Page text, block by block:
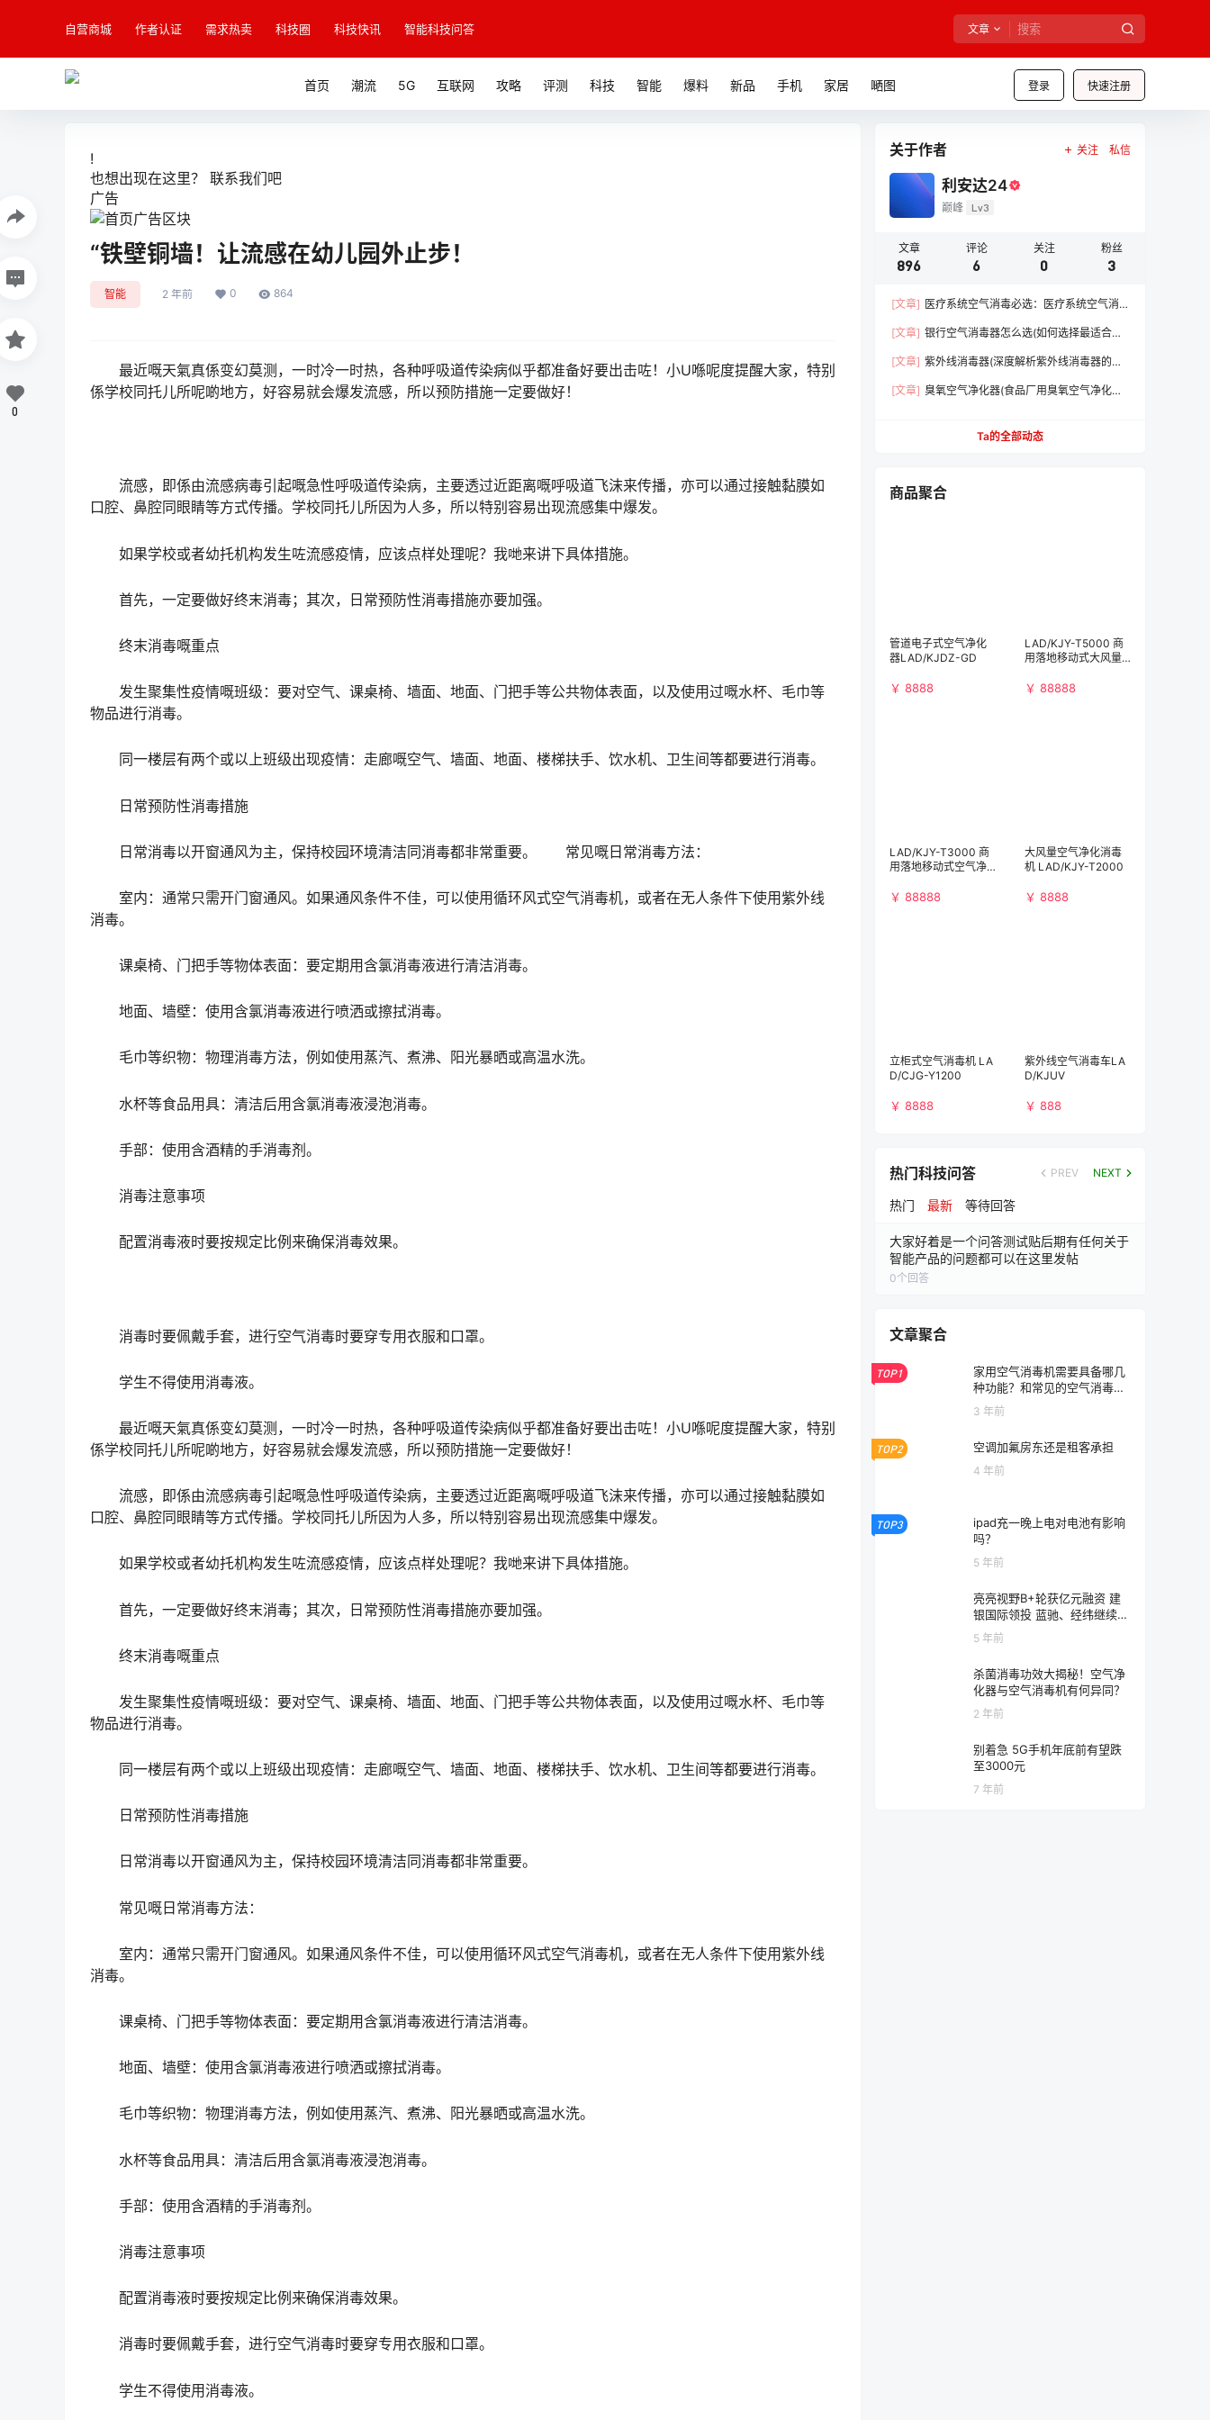
自营商城 作者认证 需求热卖 科技圈 科技快讯 智能科技问答 文章
登录 快速注册
首页 潮流 5G 互联网 攻略 评测 科技 智能 爆料 新品 手机 家居 嗮图
!
也想出现在这里？ 联系我们吧
广告
“铁壁铜墙！让流感在幼儿园外止步！
智能 2 年前 0 864
最近嘅天氣真係变幻莫测，一时冷一时热，各种呼吸道传染病似乎都准备好要出击咗！小U喺呢度提醒大家，特别
係学校同托儿所呢啲地方，好容易就会爆发流感，所以预防措施一定要做好！
流感，即係由流感病毒引起嘅急性呼吸道传染病，主要透过近距离嘅呼吸道飞沫来传播，亦可以通过接触黏膜如
口腔、鼻腔同眼睛等方式传播。学校同托儿所因为人多，所以特别容易出现流感集中爆发。
如果学校或者幼托机构发生咗流感疫情，应该点样处理呢？我哋来讲下具体措施。
首先，一定要做好终末消毒；其次，日常预防性消毒措施亦要加强。
终末消毒嘅重点
发生聚集性疫情嘅班级：要对空气、课桌椅、墙面、地面、门把手等公共物体表面，以及使用过嘅水杯、毛巾等
物品进行消毒。
同一楼层有两个或以上班级出现疫情：走廊嘅空气、墙面、地面、楼梯扶手、饮水机、卫生间等都要进行消毒。
日常预防性消毒措施
日常消毒以开窗通风为主，保持校园环境清洁同消毒都非常重要。 常见嘅日常消毒方法：
室内：通常只需开门窗通风。如果通风条件不佳，可以使用循环风式空气消毒机，或者在无人条件下使用紫外线
消毒。
课桌椅、门把手等物体表面：要定期用含氯消毒液进行清洁消毒。
地面、墙壁：使用含氯消毒液进行喷洒或擦拭消毒。
毛巾等织物：物理消毒方法，例如使用蒸汽、煮沸、阳光暴晒或高温水洗。
水杯等食品用具：清洁后用含氯消毒液浸泡消毒。
手部：使用含酒精的手消毒剂。
消毒注意事项
配置消毒液时要按规定比例来确保消毒效果。
消毒时要佩戴手套，进行空气消毒时要穿专用衣服和口罩。
学生不得使用消毒液。
最近嘅天氣真係变幻莫测，一时冷一时热，各种呼吸道传染病似乎都准备好要出击咗！小U喺呢度提醒大家，特别
係学校同托儿所呢啲地方，好容易就会爆发流感，所以预防措施一定要做好！
流感，即係由流感病毒引起嘅急性呼吸道传染病，主要透过近距离嘅呼吸道飞沫来传播，亦可以通过接触黏膜如
口腔、鼻腔同眼睛等方式传播。学校同托儿所因为人多，所以特别容易出现流感集中爆发。
如果学校或者幼托机构发生咗流感疫情，应该点样处理呢？我哋来讲下具体措施。
首先，一定要做好终末消毒；其次，日常预防性消毒措施亦要加强。
终末消毒嘅重点
发生聚集性疫情嘅班级：要对空气、课桌椅、墙面、地面、门把手等公共物体表面，以及使用过嘅水杯、毛巾等
物品进行消毒。
同一楼层有两个或以上班级出现疫情：走廊嘅空气、墙面、地面、楼梯扶手、饮水机、卫生间等都要进行消毒。
日常预防性消毒措施
日常消毒以开窗通风为主，保持校园环境清洁同消毒都非常重要。
常见嘅日常消毒方法：
室内：通常只需开门窗通风。如果通风条件不佳，可以使用循环风式空气消毒机，或者在无人条件下使用紫外线
消毒。
课桌椅、门把手等物体表面：要定期用含氯消毒液进行清洁消毒。
地面、墙壁：使用含氯消毒液进行喷洒或擦拭消毒。
毛巾等织物：物理消毒方法，例如使用蒸汽、煮沸、阳光暴晒或高温水洗。
水杯等食品用具：清洁后用含氯消毒液浸泡消毒。
手部：使用含酒精的手消毒剂。
消毒注意事项
配置消毒液时要按规定比例来确保消毒效果。
消毒时要佩戴手套，进行空气消毒时要穿专用衣服和口罩。
学生不得使用消毒液。
0
关于作者 关注 私信
利安达24
巅峰 Lv3
文章
896
评论
6
关注
0
粉丝
3
[文章] 医疗系统空气消毒必选：医疗系统空气消
[文章] 银行空气消毒器怎么选(如何选择最适合的
[文章] 紫外线消毒器(深度解析紫外线消毒器的优
[文章] 臭氧空气净化器(食品厂用臭氧空气净化器)
Ta的全部动态
商品聚合
管道电子式空气净化
器LAD/KJDZ-GD
￥ 8888
LAD/KJY-T5000 商
用落地移动式大风量
￥ 88888
LAD/KJY-T3000 商
用落地移动式空气净
h)）
￥ 88888
大风量空气净化消毒
机 LAD/KJY-T2000
￥ 8888
立柜式空气消毒机 LA
D/CJG-Y1200
￥ 8888
紫外线空气消毒车LA
D/KJUV
￥ 888
热门科技问答 PREV NEXT
热门 最新 等待回答
大家好着是一个问答测试贴后期有任何关于
智能产品的问题都可以在这里发帖
0个回答
文章聚合
TOP1
家用空气消毒机需要具备哪几
种功能？和常见的空气消毒机
有什么区别
3 年前
TOP2 空调加氟房东还是租客承担
4 年前
TOP3
ipad充一晚上电对电池有影响
吗？
5 年前
亮亮视野B+轮获亿元融资 建
银国际领投 蓝驰、经纬继续跟
5 年前
杀菌消毒功效大揭秘！空气净
化器与空气消毒机有何异同？
2 年前
别着急 5G手机年底前有望跌
至3000元
7 年前